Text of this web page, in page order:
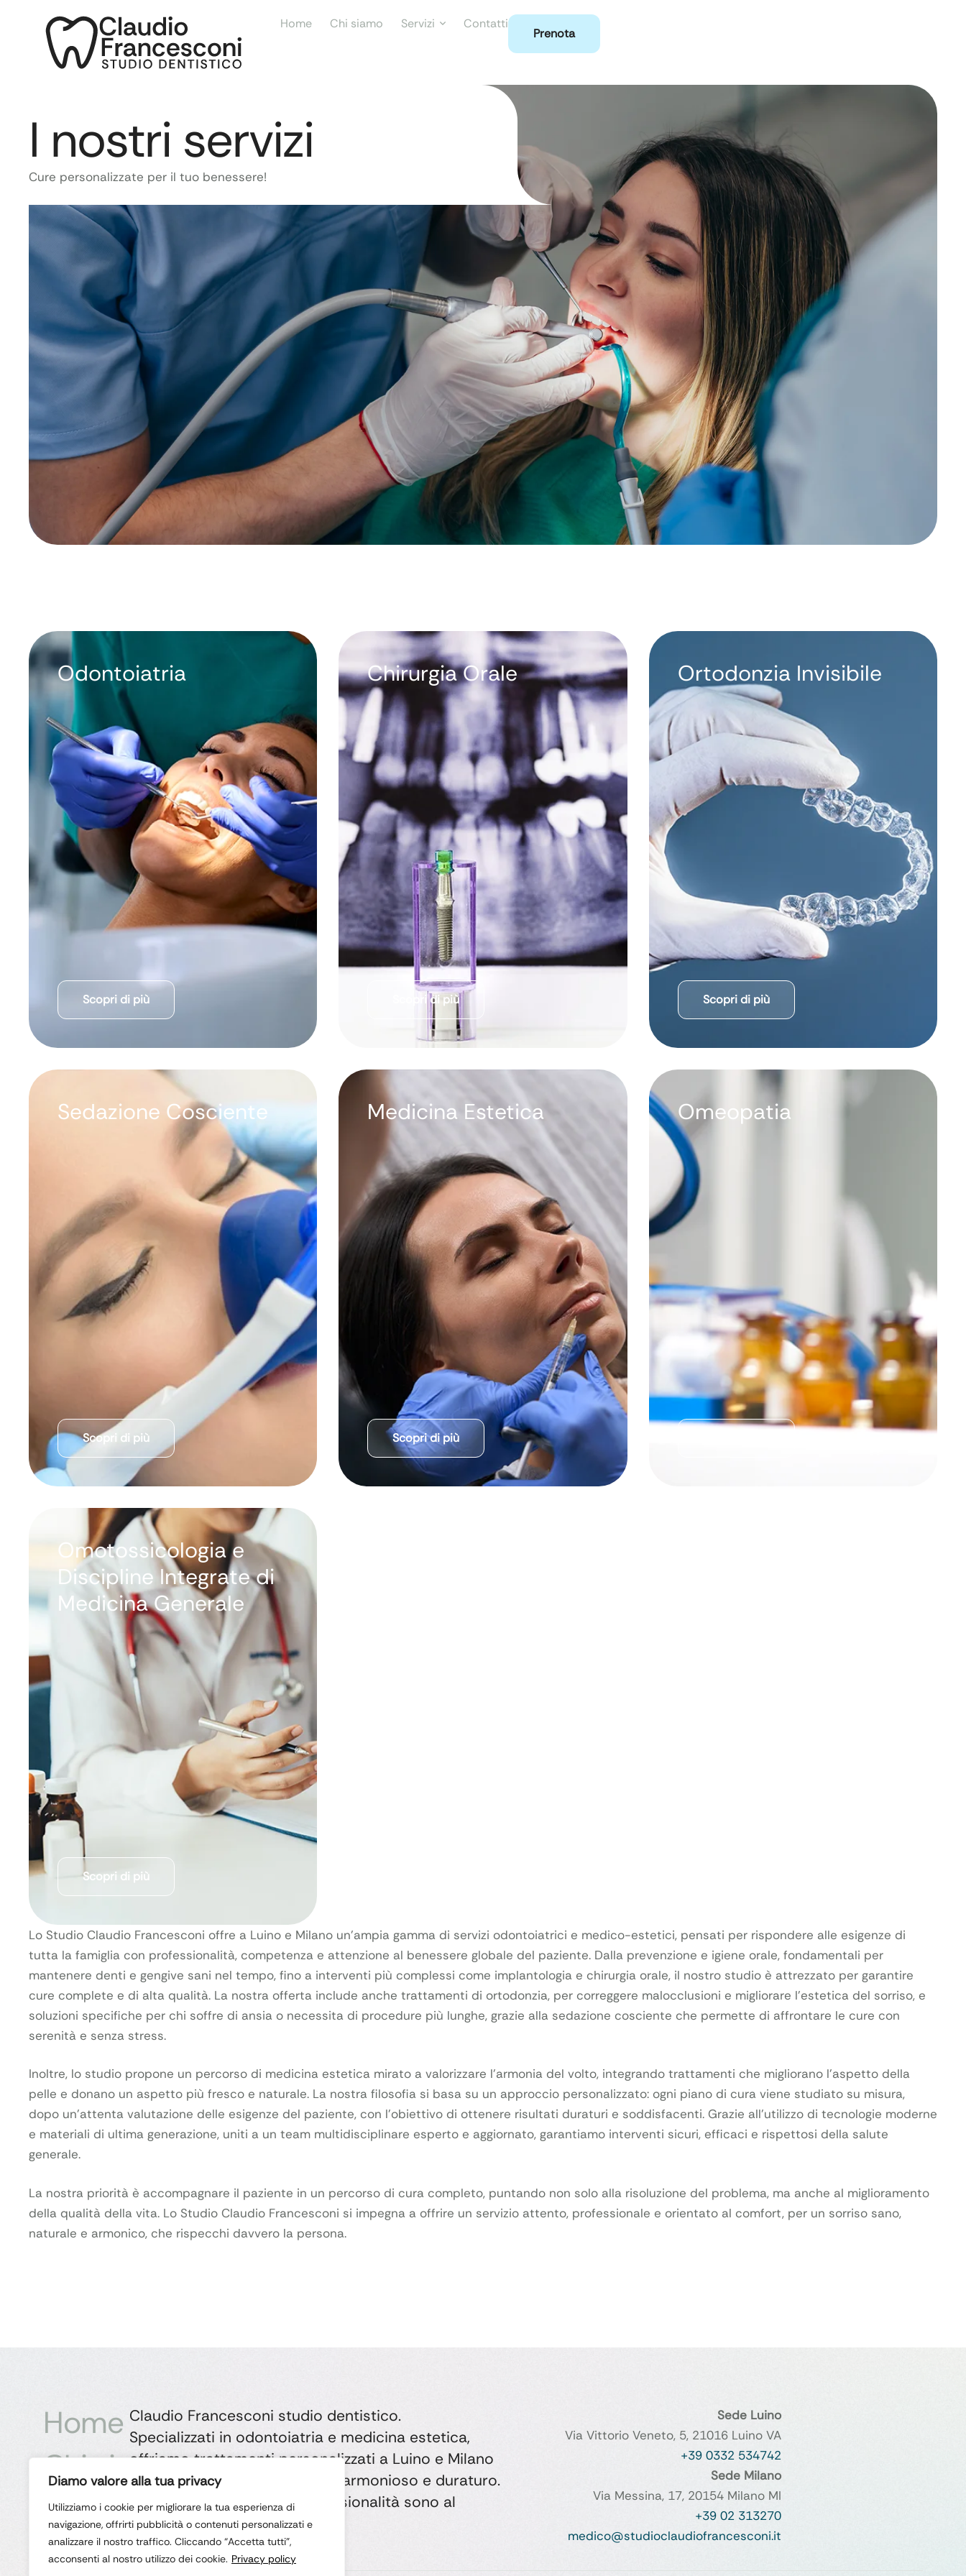
Diamo valore alla tua privacy
Utilizziamo i cookie per migliorare la tua esperienza di
navigazione, offrirti pubblicità o contenuti personalizzati e
analizzare il nostro traffico. Cliccando “Accetta tutti”,
acconsenti al nostro utilizzo dei cookie. Privacy policy
Home Chi siamo Servizi Contatti
Prenota
I nostri servizi
Cure personalizzate per il tuo benessere!
Odontoiatria
Scopri di più
Chirurgia Orale
Scopri di più
Ortodonzia Invisibile
Scopri di più
Sedazione Cosciente
Scopri di più
Medicina Estetica
Scopri di più
Omeopatia
Omotossicologia e
Discipline Integrate di
Medicina Generale
Scopri di più
Lo Studio Claudio Francesconi offre a Luino e Milano un’ampia gamma di servizi odontoiatrici e medico-estetici, pensati per rispondere alle esigenze di
tutta la famiglia con professionalità, competenza e attenzione al benessere globale del paziente. Dalla prevenzione e igiene orale, fondamentali per
mantenere denti e gengive sani nel tempo, fino a interventi più complessi come implantologia e chirurgia orale, il nostro studio è attrezzato per garantire
cure complete e di alta qualità. La nostra offerta include anche trattamenti di ortodonzia, per correggere malocclusioni e migliorare l’estetica del sorriso, e
soluzioni specifiche per chi soffre di ansia o necessita di procedure più lunghe, grazie alla sedazione cosciente che permette di affrontare le cure con
serenità e senza stress.
Inoltre, lo studio propone un percorso di medicina estetica mirato a valorizzare l’armonia del volto, integrando trattamenti che migliorano l’aspetto della
pelle e donano un aspetto più fresco e naturale. La nostra filosofia si basa su un approccio personalizzato: ogni piano di cura viene studiato su misura,
dopo un’attenta valutazione delle esigenze del paziente, con l’obiettivo di ottenere risultati duraturi e soddisfacenti. Grazie all’utilizzo di tecnologie moderne
e materiali di ultima generazione, uniti a un team multidisciplinare esperto e aggiornato, garantiamo interventi sicuri, efficaci e rispettosi della salute
generale.
La nostra priorità è accompagnare il paziente in un percorso di cura completo, puntando non solo alla risoluzione del problema, ma anche al miglioramento
della qualità della vita. Lo Studio Claudio Francesconi si impegna a offrire un servizio attento, professionale e orientato al comfort, per un sorriso sano,
naturale e armonico, che rispecchi davvero la persona.
Home
Chi siamo
I nostri servizi
Contatti
Claudio Francesconi studio dentistico.
Specializzati in odontoiatria e medicina estetica,
offriamo trattamenti personalizzati a Luino e Milano
per garantire un sorriso sano, armonioso e duraturo.
La nostra esperienza e professionalità sono al
servizio del tuo benessere.
Sede Luino
Via Vittorio Veneto, 5, 21016 Luino VA
+39 0332 534742
Sede Milano
Via Messina, 17, 20154 Milano MI
+39 02 313270
medico@studioclaudiofrancesconi.it